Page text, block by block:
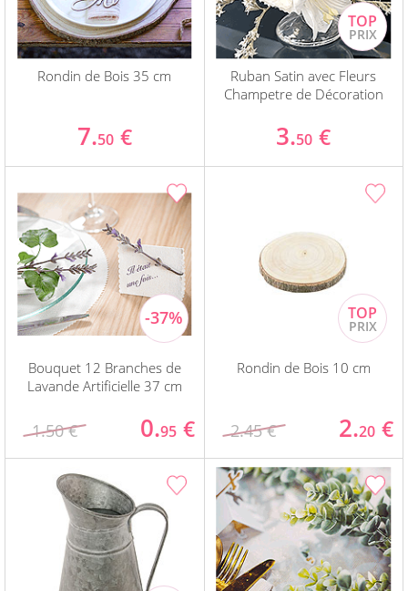
Rondin de Bois 35 cm
7.50 €
Ruban Satin avec Fleurs
Champetre de Décoration
3.50 €
Bouquet 12 Branches de
Lavande Artificielle 37 cm
1.50 € 0.95 €
Rondin de Bois 10 cm
2.45 € 2.20 €